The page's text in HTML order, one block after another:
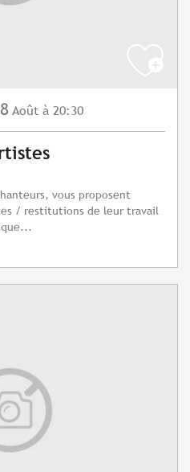
8 Août à 20:30
vous proposent
/ restitutions de leur travail